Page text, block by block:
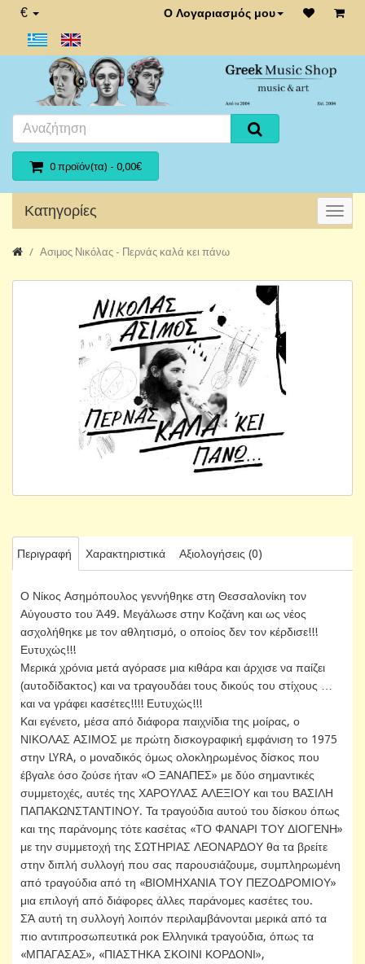
€ Ο Λογαριασμός μου
0 προϊόν(τα) - 0,00€
Κατηγορίες
Ασιμος Νικόλας - Περνάς καλά κει πάνω
Περιγραφή Χαρακτηριστικά Αξιολογήσεις (0)
Ο Νίκος Ασημόπουλος γεννήθηκε στη Θεσσαλονίκη τον
Αύγουστο του Ά49. Μεγάλωσε στην Κοζάνη και ως νέος
ασχολήθηκε με τον αθλητισμό, ο οποίος δεν τον κέρδισε!!!
Ευτυχώς!!!
Μερικά χρόνια μετά αγόρασε μια κιθάρα και άρχισε να παίζει
(αυτοδίδακτος) και να τραγουδάει τους δικούς του στίχους …
και να γράφει κασέτες!!!! Ευτυχώς!!!
Και εγένετο, μέσα από διάφορα παιχνίδια της μοίρας, ο
ΝΙΚΟΛΑΣ ΑΣΙΜΟΣ με πρώτη δισκογραφική εμφάνιση το 1975
στην LYRA, ο μοναδικός όμως ολοκληρωμένος δίσκος που
έβγαλε όσο ζούσε ήταν «Ο ΞΑΝΑΠΕΣ» με δύο σημαντικές
συμμετοχές, αυτές της ΧΑΡΟΥΛΑΣ ΑΛΕΞΙΟΥ και του ΒΑΣΙΛΗ
ΠΑΠΑΚΩΝΣΤΑΝΤΙΝΟΥ. Τα τραγούδια αυτού του δίσκου όπως
και της παράνομης τότε κασέτας «ΤΟ ΦΑΝΑΡΙ ΤΟΥ ΔΙΟΓΕΝΗ»
με την συμμετοχή της ΣΩΤΗΡΙΑΣ ΛΕΟΝΑΡΔΟΥ θα τα βρείτε
στην διπλή συλλογή που σας παρουσιάζουμε, συμπληρωμένη
από τραγούδια από τη «ΒΙΟΜΗΧΑΝΙΑ ΤΟΥ ΠΕΖΟΔΡΟΜΙΟΥ»
μια επιλογή από διάφορες άλλες παράνομες κασέτες του.
ΣΆ αυτή τη συλλογή λοιπόν περιλαμβάνονται μερικά από τα
πιο αντιπροσωπευτικά ροκ Ελληνικά τραγούδια, όπως τα
«ΜΠΑΓΑΣΑΣ», «ΠΙΑΣΤΗΚΑ ΣΚΟΙΝΙ ΚΟΡΔΟΝΙ»,